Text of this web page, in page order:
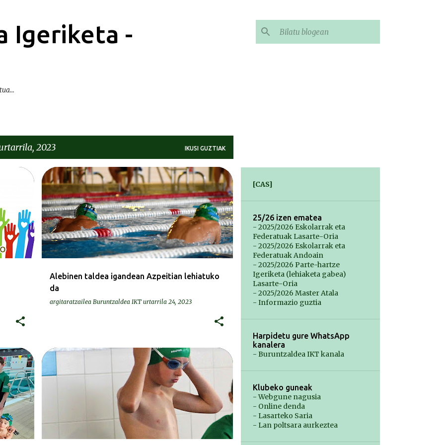
Igeriketa -
2023 IKUSI GUZTIAK
Alebinen taldea igandean Azpeitian lehiatuko
da
argitaratzailea Buruntzaldea IKT urtarrila 24, 2023
DEIALDIAK-CONVOCATORIAS
DEIALDIAK-CONVOCATORIAS
[CAS]
25/26 izen ematea
- 2025/2026 Eskolarrak eta
Federatuak Lasarte-Oria
- 2025/2026 Eskolarrak eta
Federatuak Andoain
- 2025/2026 Parte-hartze
Igeriketa (lehiaketa gabea)
Lasarte-Oria
- 2025/2026 Master Atala
- Informazio guztia
Harpidetu gure WhatsApp
kanalera
- Buruntzaldea IKT kanala
Klubeko guneak
- Webgune nagusia
- Online denda
- Lasarteko Saria
- Lan poltsara aurkeztea